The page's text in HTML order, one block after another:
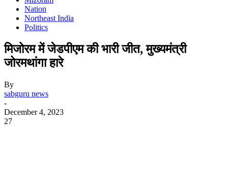
Nation
Northeast India
Politics
मिजोरम में जेडपीएम की भारी जीत, मुख्यमंत्री
जोरमथांगा हारे
By
sabguru news
-
December 4, 2023
27